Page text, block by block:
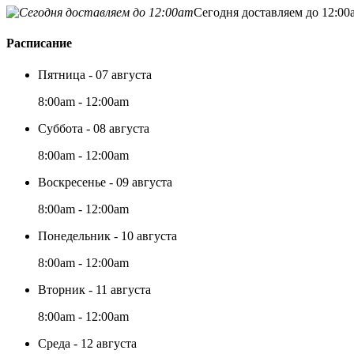
Сегодня доставляем до
Расписание
Пятница - 07 августа
8:00am - 12:00am
Суббота - 08 августа
8:00am - 12:00am
Воскресенье - 09 августа
8:00am - 12:00am
Понедельник - 10 августа
8:00am - 12:00am
Вторник - 11 августа
8:00am - 12:00am
Среда - 12 августа